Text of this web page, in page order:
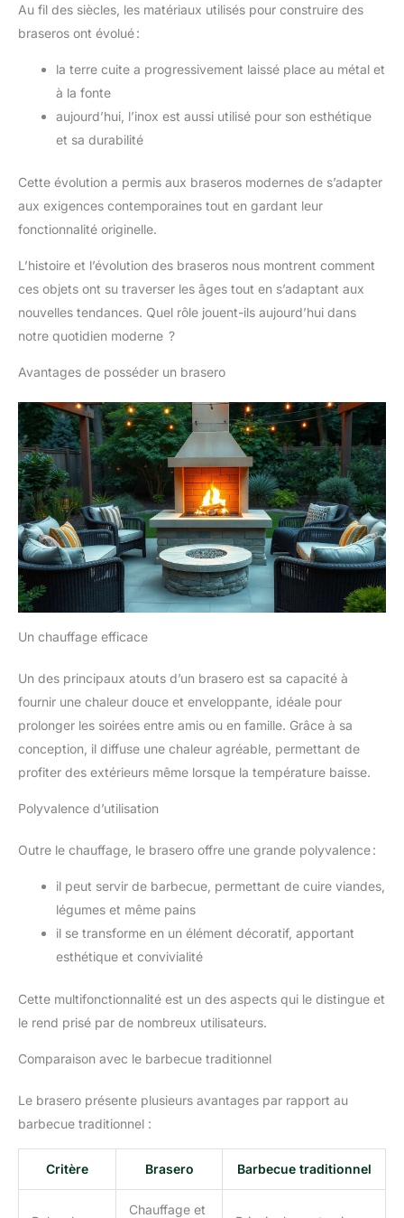
Au fil des siècles, les matériaux utilisés pour construire des
braseros ont évolué :
la terre cuite a progressivement laissé place au métal et
à la fonte
aujourd’hui, l’inox est aussi utilisé pour son esthétique
et sa durabilité
Cette évolution a permis aux braseros modernes de s’adapter
aux exigences contemporaines tout en gardant leur
fonctionnalité originelle.
L’histoire et l’évolution des braseros nous montrent comment
ces objets ont su traverser les âges tout en s’adaptant aux
nouvelles tendances. Quel rôle jouent-ils aujourd’hui dans
notre quotidien moderne ?
Avantages de posséder un brasero
Un chauffage efficace
Un des principaux atouts d’un brasero est sa capacité à
fournir une chaleur douce et enveloppante, idéale pour
prolonger les soirées entre amis ou en famille. Grâce à sa
conception, il diffuse une chaleur agréable, permettant de
profiter des extérieurs même lorsque la température baisse.
Polyvalence d’utilisation
Outre le chauffage, le brasero offre une grande polyvalence :
il peut servir de barbecue, permettant de cuire viandes,
légumes et même pains
il se transforme en un élément décoratif, apportant
esthétique et convivialité
Cette multifonctionnalité est un des aspects qui le distingue et
le rend prisé par de nombreux utilisateurs.
Comparaison avec le barbecue traditionnel
Le brasero présente plusieurs avantages par rapport au
barbecue traditionnel :
Critère Brasero Barbecue traditionnel
Chauffage et